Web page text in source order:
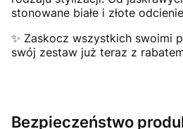
stonowane białe i złote
✨ Zaskocz wszystkich swoimi
swój zestaw już teraz z
Bezpieczeństwo